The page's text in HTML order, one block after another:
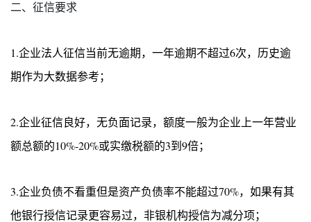
二、征信要求
1.企业法人征信当前无逾期，一年逾期不超过6次，历史逾
期作为大数据参考；
2.企业征信良好，无负面记录，额度一般为企业上一年营业
额总额的10%-20%或实缴税额的3到9倍；
3.企业负债不看重但是资产负债率不能超过70%，如果有其
他银行授信记录更容易过，非银机构授信为减分项；